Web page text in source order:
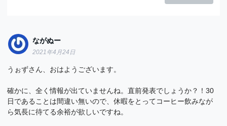
ながぬー
2021年4月24日
うぉずさん、おはようございます。
確かに、全く情報が出ていませんね。直前発表でしょうか？！30
日であることは間違い無いので、休暇をとってコーヒー飲みなが
ら気長に待てる余裕が欲しいですね。